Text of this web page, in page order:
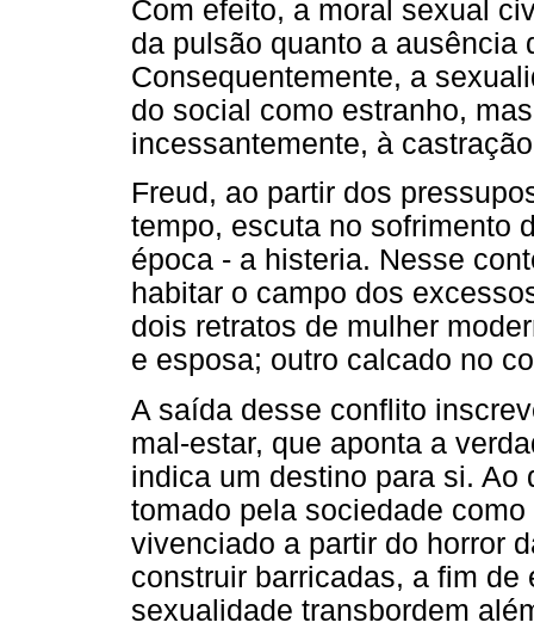
Com efeito, a moral sexual
da pulsão quanto a ausência
Consequentemente, a
do social como estranho,
incessantemente, à
Freud, ao partir dos
tempo, escuta no sofrimento
época - a histeria. Nesse
habitar o campo dos
dois retratos de mulher
e esposa; outro calcado no
A saída desse conflito
mal-estar, que aponta a
indica um destino para si.
tomado pela sociedade
vivenciado a partir do horror
construir barricadas, a fim de
sexualidade transbordem